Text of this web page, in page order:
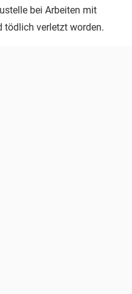
bei Arbeiten mit
tödlich verletzt worden.